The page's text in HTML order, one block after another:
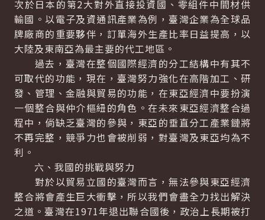
次於日本的第2大對外直接投資國、零組件中間材供
輸國。以電子及資通訊產業為例，臺灣企業為全球品
牌廠商的重要夥伴，訂單海外生產比率日益提高，以
大陸及東南亞為最主要的代工地區。
過去，臺灣在整個國際經濟的分工結構中有其不
可取代的功能，現在，臺灣努力強化在高階加工、研
發、管理、金融與貿易的功能，在東亞經濟中要扮演
一個整合與仲介樞紐的角色。在未來東亞經濟整合過
程中，倘缺乏臺灣的參與，東亞的垂直分工產業鏈將
不再完整，競爭力也會被削弱，對臺灣及東亞均為不
利。
六、我國的挑戰與努力
對於以貿易立國的臺灣而言，無法參與東亞經濟
整合將會產生巨大衝擊，所以我們會盡全力找出解決
之道。臺灣在1971年退出聯合國後，政治上長期被打